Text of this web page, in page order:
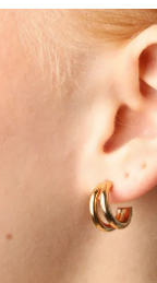
kaskaderende
krystalltrådene skaper
bevegelse og fanger
hvert skritt. Dristige,
og garantert å skille seg ut
perfekte for kvelder ute,
arrangementer eller når
at smykkene dine skal
høydepunktet i antrekket
Farge: Light Coral Combo.
Mål: 8,1 x 3,3 cm - 18K
gullbelagt messing og
Swarovski-krystaller. - 100%
Nikkelfri. - Designet i Sverige,
På lager i
Gull